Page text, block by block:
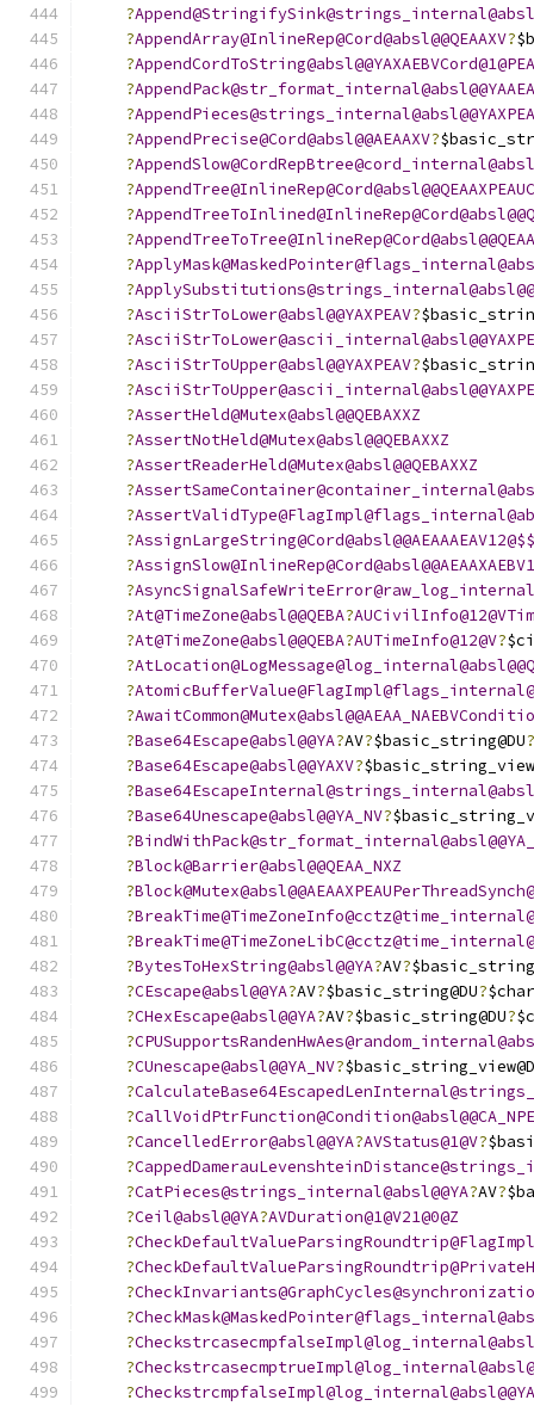
?
?AppendArray@InlineRep@Cord@absl@@QEAAXV?
?
?
?
?AppendPrecise@Cord@absl@@AEAAXV?
?
?
?
?
?
?
?AsciiStrToLower@absl@@YAXPEAV?
?
?AsciiStrToUpper@absl@@YAXPEAV?
?
?AssertHeld@Mutex@absl@@QEBAXXZ
?AssertNotHeld@Mutex@absl@@QEBAXXZ
?AssertReaderHeld@Mutex@absl@@QEBAXXZ
?
?
?
?
?
?At@TimeZone@absl@@QEBA?
?At@TimeZone@absl@@QEBA?AUTimeInfo@12@V?
?
?
?
?Base64Escape@absl@@YA?AV?$basic_string@DU?
?Base64Escape@absl@@YAXV?
?
?Base64Unescape@absl@@YA_NV?
?
?Block@Barrier@absl@@QEAA_NXZ
?
?
?
?BytesToHexString@absl@@YA?AV?
?CEscape@absl@@YA?AV?$basic_string@DU?
?CHexEscape@absl@@YA?AV?$basic_string@DU?
?
?CUnescape@absl@@YA_NV?
?
?
?CancelledError@absl@@YA?AVStatus@1@V?
?
?CatPieces@strings_internal@absl@@YA?AV?
?Ceil@absl@@YA?AVDuration@1@V21@0@Z
?
?
?
?
?
?
?